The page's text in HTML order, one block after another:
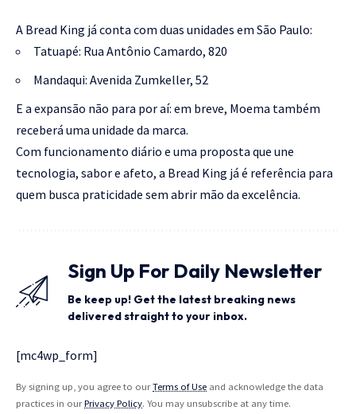
A Bread King já conta com duas unidades em São Paulo:
Tatuapé: Rua Antônio Camardo, 820
Mandaqui: Avenida Zumkeller, 52
E a expansão não para por aí: em breve, Moema também
receberá uma unidade da marca.
Com funcionamento diário e uma proposta que une
tecnologia, sabor e afeto, a Bread King já é referência para
quem busca praticidade sem abrir mão da excelência.
Sign Up For Daily Newsletter
Be keep up! Get the latest breaking news
delivered straight to your inbox.
[mc4wp_form]
By signing up, you agree to ourTerms of Use and acknowledge the data
practices in ourPrivacy Policy. You may unsubscribe at any time.